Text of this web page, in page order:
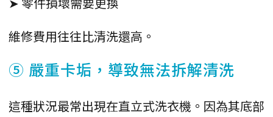
維修費用往往比清洗還高。
⑤ 嚴重卡垢，導致無法拆解清洗
這種狀況最常出現在直立式洗衣機。因為其底部